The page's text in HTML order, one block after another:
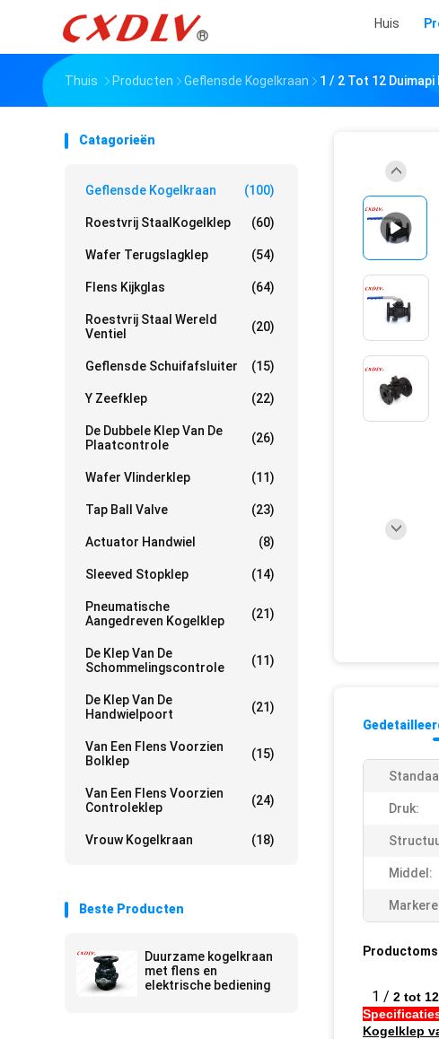
Huis
Thuis Producten Geflensde Kogelkraan 1 / 2 Tot 12
Catagorieën
Geflensde Kogelkraan (100)
Roestvrij StaalKogelklep (60)
Wafer Terugslagklep (54)
Flens Kijkglas (64)
Roestvrij Staal Wereld
Ventiel
(20)
Geflensde Schuifafsluiter (15)
Y Zeefklep (22)
De Dubbele Klep Van De
Plaatcontrole
(26)
Wafer Vlinderklep (11)
Tap Ball Valve (23)
Actuator Handwiel (8)
Sleeved Stopklep (14)
Pneumatische
Aangedreven Kogelklep
(21)
De Klep Van De
Schommelingscontrole
(11)
De Klep Van De
Handwielpoort
(21)
Van Een Flens Voorzien
Bolklep
(15)
Van Een Flens Voorzien
Controleklep
(24)
Vrouw Kogelkraan (18)
Beste Producten
Duurzame kogelkraan
met flens en
elektrische bediening
Druk:
Middel:
1 / 2 tot
Kogelklep